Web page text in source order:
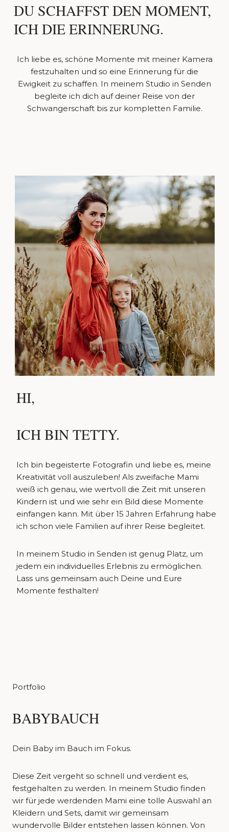
DU SCHAFFST DEN MOMENT,
ICH DIE ERINNERUNG.
Ich liebe es, schöne Momente mit meiner Kamera
festzuhalten und so eine Erinnerung für die
Ewigkeit zu schaffen. In meinem Studio in Senden
begleite ich dich auf deiner Reise von der
Schwangerschaft bis zur kompletten Familie.
HI,
ICH BIN TETTY.
Ich bin begeisterte Fotografin und liebe es, meine
Kreativität voll auszuleben! Als zweifache Mami
weiß ich genau, wie wertvoll die Zeit mit unseren
Kindern ist und wie sehr ein Bild diese Momente
einfangen kann. Mit über 15 Jahren Erfahrung habe
ich schon viele Familien auf ihrer Reise begleitet.
In meinem Studio in Senden ist genug Platz, um
jedem ein individuelles Erlebnis zu ermöglichen.
Lass uns gemeinsam auch Deine und Eure
Momente festhalten!
Portfolio
BABYBAUCH
Dein Baby im Bauch im Fokus.
Diese Zeit vergeht so schnell und verdient es,
festgehalten zu werden. In meinem Studio finden
wir für jede werdenden Mami eine tolle Auswahl an
Kleidern und Sets, damit wir gemeinsam
wundervolle Bilder entstehen lassen können. Von